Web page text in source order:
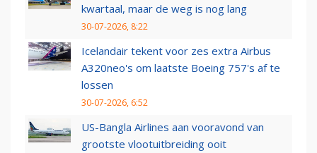
kwartaal, maar de weg is nog lang
30-07-2026, 8:22
Icelandair tekent voor zes extra Airbus
A320neo's om laatste Boeing 757's af te
lossen
30-07-2026, 6:52
US-Bangla Airlines aan vooravond van
grootste vlootuitbreiding ooit